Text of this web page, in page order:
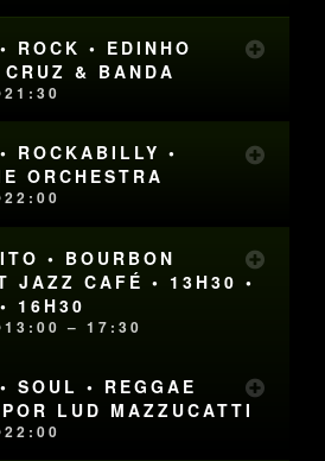
ROCK • EDINHO
& BANDA
ROCKABILLY •
ORCHESTRA
• BOURBON
JAZZ CAFÉ • 13H30 •
16H30
– 17:30
SOUL • REGGAE
LUD MAZZUCATTI